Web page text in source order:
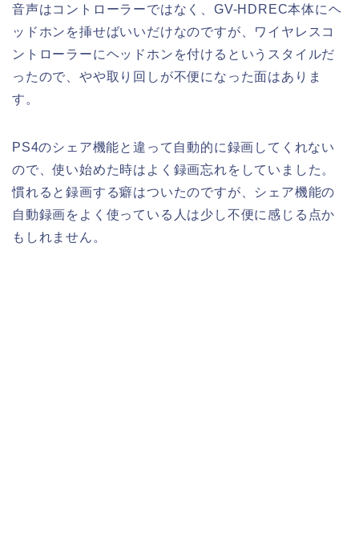
音声はコントローラーではなく、GV-HDREC本体にヘ
ッドホンを挿せばいいだけなのですが、ワイヤレスコ
ントローラーにヘッドホンを付けるというスタイルだ
ったので、やや取り回しが不便になった面はありま
す。
PS4のシェア機能と違って自動的に録画してくれない
ので、使い始めた時はよく録画忘れをしていました。
慣れると録画する癖はついたのですが、シェア機能の
自動録画をよく使っている人は少し不便に感じる点か
もしれません。